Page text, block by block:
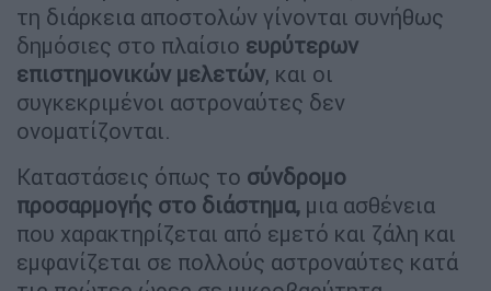
τη διάρκεια αποστολών γίνονται συνήθως
δημόσιες στο πλαίσιο ευρύτερων
επιστημονικών μελετών, και οι
συγκεκριμένοι αστροναύτες δεν
ονοματίζονται.
Καταστάσεις όπως το σύνδρομο
προσαρμογής στο διάστημα, μια ασθένεια
που χαρακτηρίζεται από εμετό και ζάλη και
εμφανίζεται σε πολλούς αστροναύτες κατά